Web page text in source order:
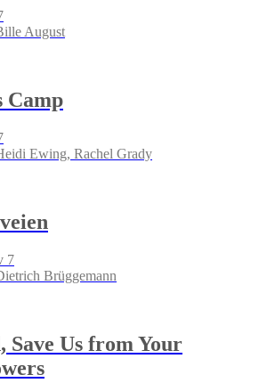
August
Camp
Ewing, Rachel Grady
Brüggemann
Save Us from Your